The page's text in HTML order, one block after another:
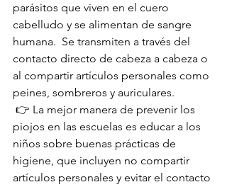
parásitos que viven en el cuero
cabelludo y se alimentan de sangre
humana.  Se transmiten a través del
contacto directo de cabeza a cabeza o
al compartir artículos personales como
peines, sombreros y auriculares.
piojos en las escuelas es educar a los
niños sobre buenas prácticas de
higiene, que incluyen no compartir
artículos personales y evitar el contacto